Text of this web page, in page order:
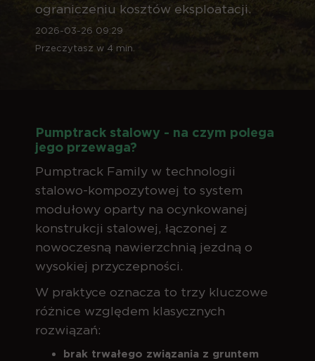
ograniczeniu kosztów eksploatacji.
2026-03-26 09:29
Przeczytasz w 4 min.
Pumptrack stalowy - na czym polega
jego przewaga?
Pumptrack Family w technologii
stalowo-kompozytowej to system
modułowy oparty na ocynkowanej
konstrukcji stalowej, łączonej z
nowoczesną nawierzchnią jezdną o
wysokiej przyczepności.
W praktyce oznacza to trzy kluczowe
różnice względem klasycznych
rozwiązań:
brak trwałego związania z gruntem